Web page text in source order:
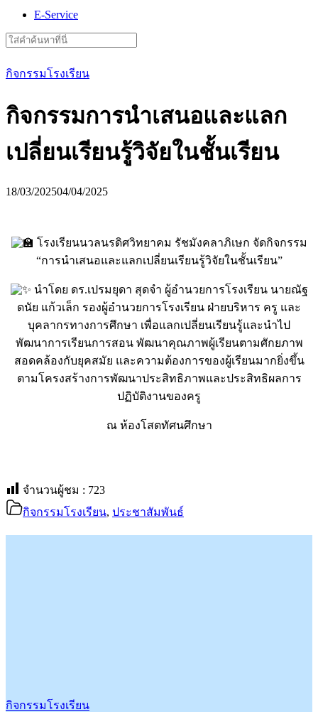
E-Service
Search
for:
กิจกรรมโรงเรียน
กิจกรรมการนำเสนอและแลก
เปลี่ยนเรียนรู้วิจัยในชั้นเรียน
18/03/202504/04/2025
โรงเรียนนวลนรดิศวิทยาคม รัชมังคลาภิเษก จัดกิจกรรม
“การนำเสนอและแลกเปลี่ยนเรียนรู้วิจัยในชั้นเรียน”
นำโดย ดร.เปรมยุดา สุดจำ ผู้อำนวยการโรงเรียน นายณัฐ
ดนัย แก้วเล็ก รองผู้อำนวยการโรงเรียน ฝ่ายบริหาร ครู และ
บุคลากรทางการศึกษา เพื่อแลกเปลี่ยนเรียนรู้และนำไป
พัฒนาการเรียนการสอน พัฒนาคุณภาพผู้เรียนตามศักยภาพ
สอดคล้องกับยุคสมัย และความต้องการของผู้เรียนมากยิ่งขึ้น
ตามโครงสร้างการพัฒนาประสิทธิภาพและประสิทธิผลการ
ปฏิบัติงานของครู
ณ ห้องโสตทัศนศึกษา
จำนวนผู้ชม : 723
กิจกรรมโรงเรียน, ประชาสัมพันธ์
กิจกรรมโรงเรียน